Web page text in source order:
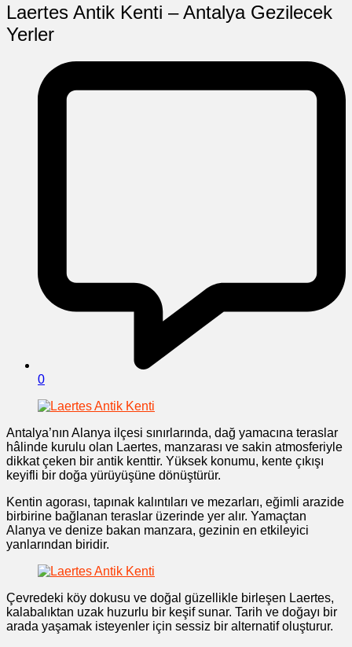
Laertes Antik Kenti – Antalya Gezilecek
Yerler
0
Antalya’nın Alanya ilçesi sınırlarında, dağ yamacına teraslar
hâlinde kurulu olan Laertes, manzarası ve sakin atmosferiyle
dikkat çeken bir antik kenttir. Yüksek konumu, kente çıkışı
keyifli bir doğa yürüyüşüne dönüştürür.
Kentin agorası, tapınak kalıntıları ve mezarları, eğimli arazide
birbirine bağlanan teraslar üzerinde yer alır. Yamaçtan
Alanya ve denize bakan manzara, gezinin en etkileyici
yanlarından biridir.
Çevredeki köy dokusu ve doğal güzellikle birleşen Laertes,
kalabalıktan uzak huzurlu bir keşif sunar. Tarih ve doğayı bir
arada yaşamak isteyenler için sessiz bir alternatif oluşturur.